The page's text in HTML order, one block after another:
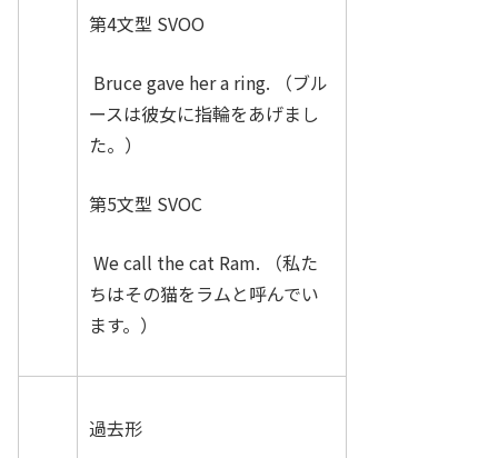
第4文型 SVOO
Bruce gave her a ring. （ブル
ースは彼女に指輪をあげまし
た。）
第5文型 SVOC
We call the cat Ram. （私た
ちはその猫をラムと呼んでい
ます。）
過去形